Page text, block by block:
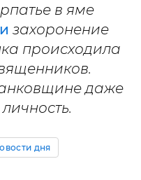
в яме
захоронение
происходила
даже
дня